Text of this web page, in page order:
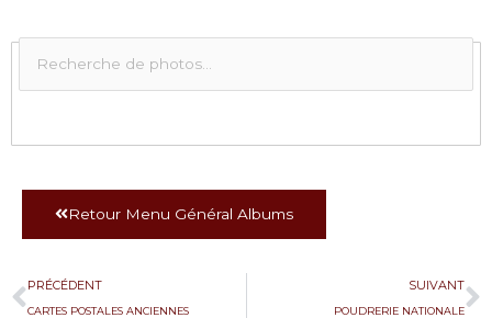
Retour Menu Général Albums
Précédent
PRÉCÉDENT
CARTES POSTALES ANCIENNES
SUIVANT
POUDRERIE NATIONALE